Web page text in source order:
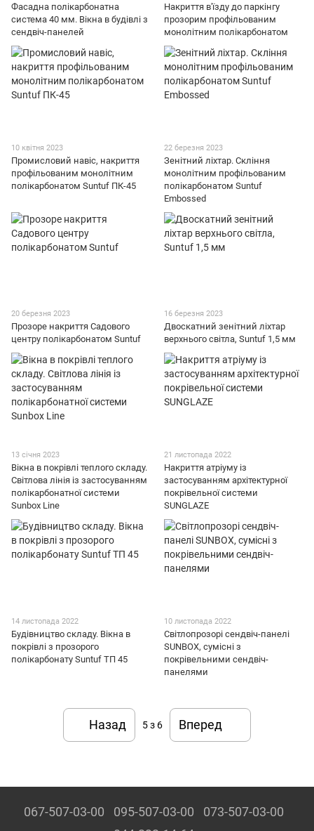
Фасадна полікарбонатна
система 40 мм. Вікна в будівлі з
сендвіч-панелей
Накриття в'їзду до паркінгу
прозорим профільованим
монолітним полікарбонатом
10 квітня 2023
Промисловий навіс, накриття
профільованим монолітним
полікарбонатом Suntuf ПК-45
22 березня 2023
Зенітний ліхтар. Скління
монолітним профільованим
полікарбонатом Suntuf
Embossed
20 березня 2023
Прозоре накриття Садового
центру полікарбонатом Suntuf
16 березня 2023
Двоскатний зенітний ліхтар
верхнього світла, Suntuf 1,5 мм
13 січня 2023
Вікна в покрівлі теплого складу.
Світлова лінія із застосуванням
полікарбонатної системи
Sunbox Line
21 листопада 2022
Накриття атріуму із
застосуванням архітектурної
покрівельної системи
SUNGLAZE
14 листопада 2022
Будівництво складу. Вікна в
покрівлі з прозорого
полікарбонату Suntuf ТП 45
10 листопада 2022
Світлопрозорі сендвіч-панелі
SUNBOX, сумісні з
покрівельними сендвіч-
панелями
Назад 5з 6 Вперед
067-507-03-00 095-507-03-00
073-507-03-00